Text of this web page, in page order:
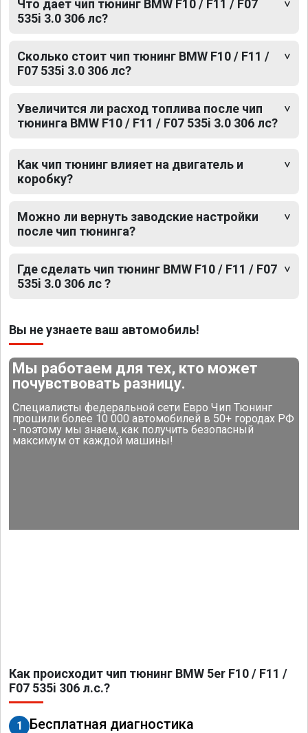
Что дает чип тюнинг BMW F10 / F11 / F07
535i 3.0 306 лс?
Сколько стоит чип тюнинг BMW F10 / F11 /
F07 535i 3.0 306 лс?
Увеличится ли расход топлива после чип
тюнинга BMW F10 / F11 / F07 535i 3.0 306 лс?
Как чип тюнинг влияет на двигатель и
коробку?
Можно ли вернуть заводские настройки
после чип тюнинга?
Где сделать чип тюнинг BMW F10 / F11 / F07
535i 3.0 306 лс ?
Вы не узнаете ваш автомобиль!
Мы работаем для тех, кто может
почувствовать разницу.
Специалисты федеральной сети Евро Чип Тюнинг
прошили более 10 000 автомобилей в 50+ городах РФ
- поэтому мы знаем, как получить безопасный
максимум от каждой машины!
Как происходит чип тюнинг BMW 5er F10 / F11 /
F07 535i 306 л.с.?
1 Бесплатная диагностика